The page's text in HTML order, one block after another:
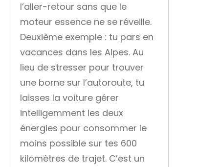
l’aller-retour sans que le
moteur essence ne se réveille.
Deuxième exemple : tu pars en
vacances dans les Alpes. Au
lieu de stresser pour trouver
une borne sur l’autoroute, tu
laisses la voiture gérer
intelligemment les deux
énergies pour consommer le
moins possible sur tes 600
kilomètres de trajet. C’est un